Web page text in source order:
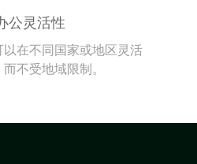
公灵活性
以在不同国家或地区灵活
不受地域限制。